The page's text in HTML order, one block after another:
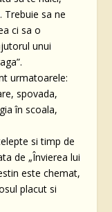
Trebuie sa ne
ci sa o
unui
urmatoarele:
spovada,
în scoala,
si timp de
de „Învierea lui
este chemat,
placut si